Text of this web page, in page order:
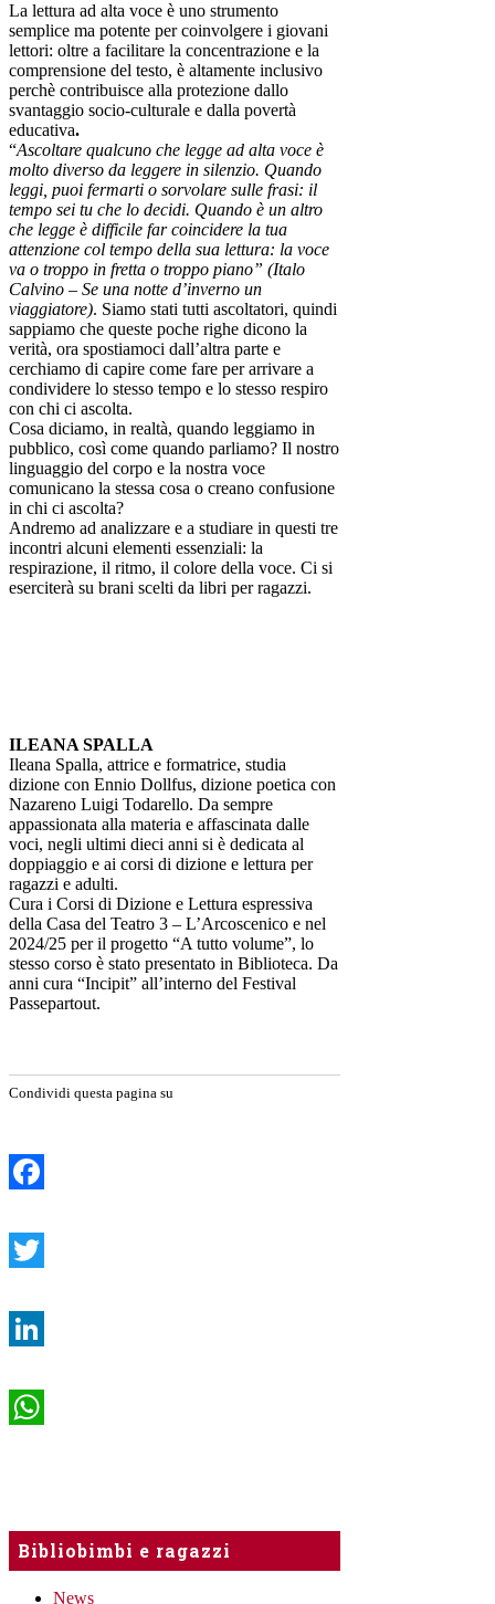
La lettura ad alta voce è uno strumento
semplice ma potente per coinvolgere i giovani
lettori: oltre a facilitare la concentrazione e la
comprensione del testo, è altamente inclusivo
perchè contribuisce alla protezione dallo
svantaggio socio-culturale e dalla povertà
educativa.
“Ascoltare qualcuno che legge ad alta voce è
molto diverso da leggere in silenzio. Quando
leggi, puoi fermarti o sorvolare sulle frasi: il
tempo sei tu che lo decidi. Quando è un altro
che legge è difficile far coincidere la tua
attenzione col tempo della sua lettura: la voce
va o troppo in fretta o troppo piano” (Italo
Calvino – Se una notte d’inverno un
viaggiatore). Siamo stati tutti ascoltatori, quindi
sappiamo che queste poche righe dicono la
verità, ora spostiamoci dall’altra parte e
cerchiamo di capire come fare per arrivare a
condividere lo stesso tempo e lo stesso respiro
con chi ci ascolta.
Cosa diciamo, in realtà, quando leggiamo in
pubblico, così come quando parliamo? Il nostro
linguaggio del corpo e la nostra voce
comunicano la stessa cosa o creano confusione
in chi ci ascolta?
Andremo ad analizzare e a studiare in questi tre
incontri alcuni elementi essenziali: la
respirazione, il ritmo, il colore della voce. Ci si
eserciterà su brani scelti da libri per ragazzi.
ILEANA SPALLA
Ileana Spalla, attrice e formatrice, studia
dizione con Ennio Dollfus, dizione poetica con
Nazareno Luigi Todarello. Da sempre
appassionata alla materia e affascinata dalle
voci, negli ultimi dieci anni si è dedicata al
doppiaggio e ai corsi di dizione e lettura per
ragazzi e adulti.
Cura i Corsi di Dizione e Lettura espressiva
della Casa del Teatro 3 – L’Arcoscenico e nel
2024/25 per il progetto “A tutto volume”, lo
stesso corso è stato presentato in Biblioteca. Da
anni cura “Incipit” all’interno del Festival
Passepartout.
Condividi questa pagina su
Bibliobimbi e ragazzi
News